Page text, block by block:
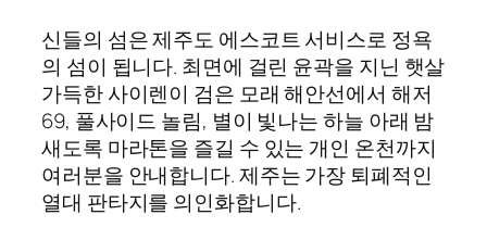
신들의 섬은 제주도 에스코트 서비스로 정욕
의 섬이 됩니다. 최면에 걸린 윤곽을 지닌 햇살
가득한 사이렌이 검은 모래 해안선에서 해저
69, 풀사이드 놀림, 별이 빛나는 하늘 아래 밤
새도록 마라톤을 즐길 수 있는 개인 온천까지
여러분을 안내합니다. 제주는 가장 퇴폐적인
열대 판타지를 의인화합니다.